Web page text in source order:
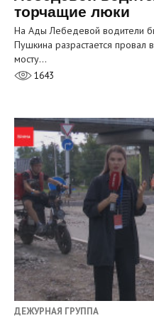
торчащие люки
На Ады Лебедевой водители
Пушкина разрастается провал
мосту…
1643
ДЕЖУРНАЯ ГРУППА